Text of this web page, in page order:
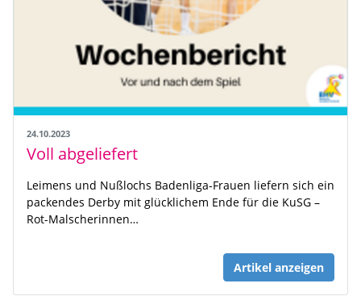
24.10.2023
Voll abgeliefert
Leimens und Nußlochs Badenliga-Frauen liefern sich ein
packendes Derby mit glücklichem Ende für die KuSG –
Rot-Malscherinnen…
Artikel anzeigen